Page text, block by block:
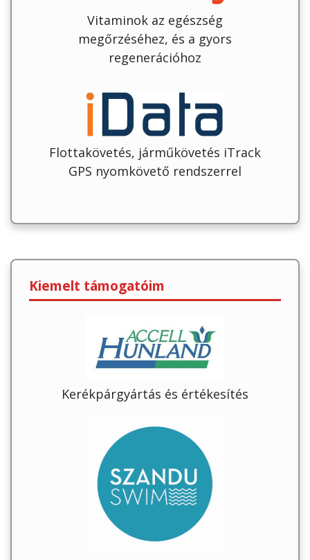
Vitaminok az egészség
megőrzéséhez, és a gyors
regenerációhoz
Flottakövetés, járműkövetés iTrack
GPS nyomkövető rendszerrel
Kiemelt támogatóim
Kerékpárgyártás és értékesítés